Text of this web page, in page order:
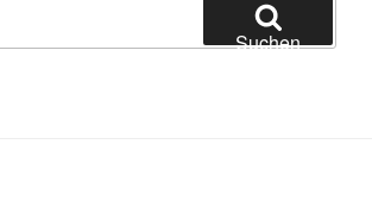
Suchen